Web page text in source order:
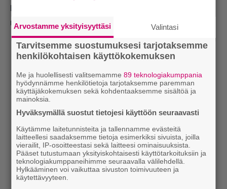
murhaepäilyn keskellä
Arvostamme yksityisyyttäsi Valintasi
Tarvitsemme suostumuksesi tarjotaksemme
henkilökohtaisen käyttökokemuksen
Me ja huolellisesti valitsemamme89 teknologiakumppania
hyödynnämme henkilötietoja tarjotaksemme paremman
käyttäjäkokemuksen sekä kohdentaaksemme sisältöä ja
mainoksia.
Hyväksymällä suostut tietojesi käyttöön seuraavasti
Käytämme laitetunnisteita ja tallennamme evästeitä
laitteellesi saadaksemme tietoja esimerkiksi sivuista, joilla
vierailit, IP-osoitteestasi sekä laitteesi ominaisuuksista.
Pääset tutustumaan yksityiskohtaisesti käyttötarkoituksiin ja
teknologiakumppaneihimme seuraavalla välilehdellä.
Hylkääminen voi vaikuttaa sivuston toimivuuteen ja
käytettävyyteen.